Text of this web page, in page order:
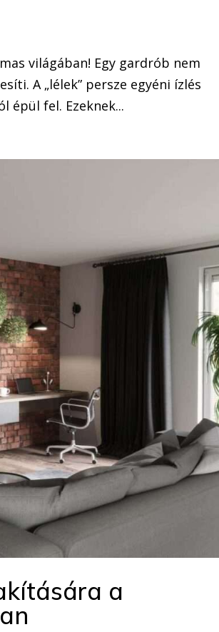
világában! Egy gardrób nem
A „lélek” persze egyéni ízlés
épül fel. Ezeknek...
a